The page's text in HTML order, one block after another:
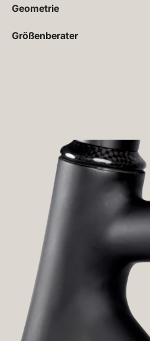
Geometrie
Größenberater